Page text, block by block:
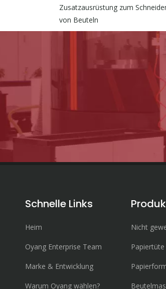
Zusatzausrüstung zum
von Beuteln
Schnelle Links
Heim
Oyang Enterprise Team
Marke & Entwicklung
Warum Oyang wählen?
Nicht